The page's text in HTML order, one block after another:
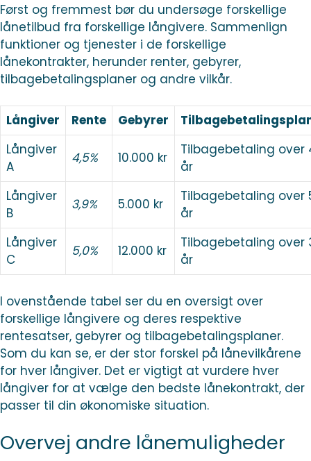
Først og fremmest bør du undersøge forskellige
lånetilbud fra forskellige långivere. Sammenlign
funktioner og tjenester i de forskellige
lånekontrakter, herunder renter, gebyrer,
tilbagebetalingsplaner og andre vilkår.
Långiver Rente Gebyrer
Långiver
A
4,5% 10.000 kr
Tilbagebetaling over
år
Långiver
B
3,9% 5.000 kr
Tilbagebetaling over
år
Långiver
C
5,0% 12.000 kr
Tilbagebetaling over
år
I ovenstående tabel ser du en oversigt over
forskellige långivere og deres respektive
rentesatser, gebyrer og tilbagebetalingsplaner.
Som du kan se, er der stor forskel på lånevilkårene
for hver långiver. Det er vigtigt at vurdere hver
långiver for at vælge den bedste lånekontrakt, der
passer til din økonomiske situation.
Overvej andre lånemuligheder